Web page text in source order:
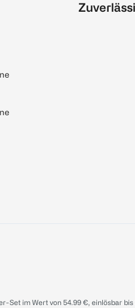
im Wert von 54.99 €, einlösbar